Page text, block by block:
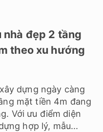
nhà đẹp 2 tầng
theo xu hướng
dựng ngày càng
mặt tiền 4m đang
Với ưu điểm diện
hợp lý, mẫu...